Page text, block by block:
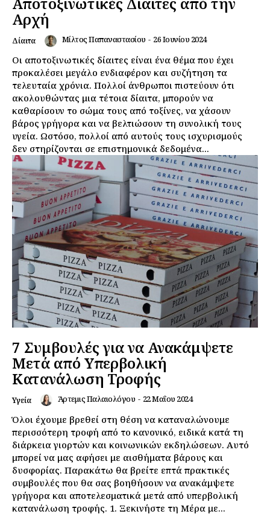
Εγγραφείτε τώρα!
Daily Food
Σχετικά με εμάς
Αποποίηση Ευθυνών
Ο λογαριασμός μου
Επικοινωνία
Αρχή
Δίαιτα Μίλτος Παπαναστασίου - 26 Ιουνίου 2024
Οι αποτοξινωτικές δίαιτες είναι ένα θέμα που έχει
προκαλέσει μεγάλο ενδιαφέρον και συζήτηση τα
τελευταία χρόνια. Πολλοί άνθρωποι πιστεύουν ότι
ακολουθώντας μια τέτοια δίαιτα, μπορούν να
καθαρίσουν το σώμα τους από τοξίνες, να χάσουν
βάρος γρήγορα και να βελτιώσουν τη συνολική τους
υγεία. Ωστόσο, πολλοί από αυτούς τους ισχυρισμούς
δεν στηρίζονται σε επιστημονικά δεδομένα...
7 Συμβουλές για να Ανακάμψετε
Μετά από Υπερβολική
Κατανάλωση Τροφής
Υγεία Άρτεμις Παλαιολόγου - 22 Μαΐου 2024
Όλοι έχουμε βρεθεί στη θέση να καταναλώνουμε
περισσότερη τροφή από το κανονικό, ειδικά κατά τη
διάρκεια γιορτών και κοινωνικών εκδηλώσεων. Αυτό
μπορεί να μας αφήσει με αισθήματα βάρους και
δυσφορίας. Παρακάτω θα βρείτε επτά πρακτικές
συμβουλές που θα σας βοηθήσουν να ανακάμψετε
γρήγορα και αποτελεσματικά μετά από υπερβολική
κατανάλωση τροφής. 1. Ξεκινήστε τη Μέρα με...